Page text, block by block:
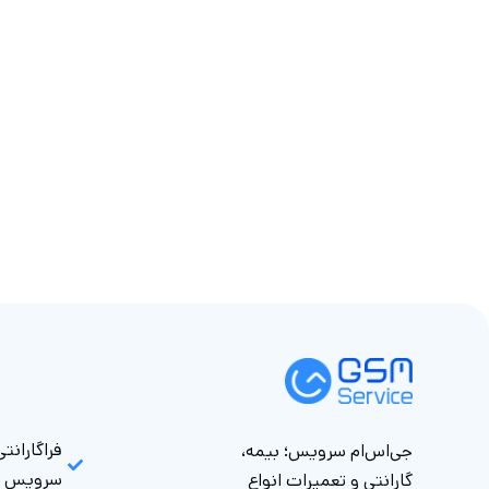
جی‌اس‌ام سرویس؛ بیمه،
گارانتی و تعمیرات انواع
سرویس